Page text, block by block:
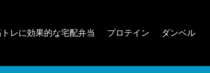
レに効果的な宅配弁当 プロテイン ダンベル